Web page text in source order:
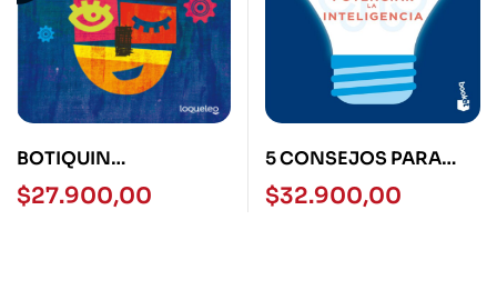
BOTIQUIN
EMOCIONAL PARA
HUMANOS Y
$27.900,00
5 CONSEJOS PARA
POTENCIAR LA
INTELIGENCIA
$32.900,00